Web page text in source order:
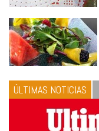
ÚLTIMAS NOTICIAS